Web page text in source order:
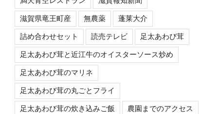
滋賀県竜王町産 無農薬 蓬莱大介
詰め合わせセット 読売テレビ 足太あわび茸
足太あわび茸と近江牛のオイスターソース炒め
足太あわび茸のマリネ
足太あわび茸の丸ごとフライ
足太あわび茸の炊き込みご飯 農園までのアクセス